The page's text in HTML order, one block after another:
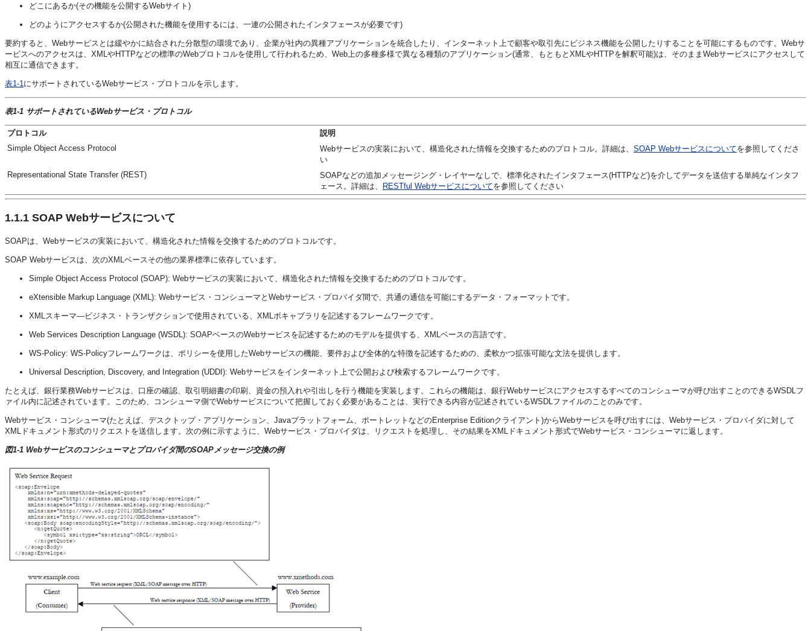
どこにあるか(その機能を公開するWebサイト)
どのようにアクセスするか(公開された機能を使用するには、一連の公開されたインタフェースが必要です)
要約すると、Webサービスとは緩やかに結合された分散型の環境であり、企業が社内の異種アプリケーションを統合したり、インターネット上で顧客や取引先にビジネス機能を公開したりすることを可能にするものです。Webサ
ービスへのアクセスは、XMLやHTTPなどの標準のWebプロトコルを使用して行われるため、Web上の多種多様で異なる種類のアプリケーション(通常、もともとXMLやHTTPを解釈可能)は、そのままWebサービスにアクセスして
相互に通信できます。
表1-1 にサポートされているWebサービス・プロトコルを示します。
表1-1 サポートされているWebサービス・プロトコル
プロトコル
説明
Simple Object Access Protocol
Webサービスの実装において、構造化された情報を交換するためのプロトコル。詳細は、 SOAP Webサービスについてを参照してくださ
い
Representational State Transfer (REST)
SOAPなどの追加メッセージング・レイヤーなしで、標準化されたインタフェース(HTTPなど)を介してデータを送信する単純なインタフ
ェース。詳細は、 RESTful Webサービスについてを参照してください
1.1.1 SOAP Webサービスについて
SOAPは、Webサービスの実装において、構造化された情報を交換するためのプロトコルです。
SOAP Webサービスは、次のXMLベースその他の業界標準に依存しています。
Simple Object Access Protocol (SOAP): Webサービスの実装において、構造化された情報を交換するためのプロトコルです。
eXtensible Markup Language (XML): Webサービス・コンシューマとWebサービス・プロバイダ間で、共通の通信を可能にするデータ・フォーマットです。
XMLスキーマ—ビジネス・トランザクションで使用されている、XMLボキャブラリを記述するフレームワークです。
Web Services Description Language (WSDL): SOAPベースのWebサービスを記述するためのモデルを提供する、XMLベースの言語です。
WS-Policy: WS-Policyフレームワークは、ポリシーを使用したWebサービスの機能、要件および全体的な特徴を記述するための、柔軟かつ拡張可能な文法を提供します。
Universal Description, Discovery, and Integration (UDDI): Webサービスをインターネット上で公開および検索するフレームワークです。
たとえば、銀行業務Webサービスは、口座の確認、取引明細書の印刷、資金の預入れや引出しを行う機能を実装します。これらの機能は、銀行Webサービスにアクセスするすべてのコンシューマが呼び出すことのできるWSDLフ
ァイル内に記述されています。このため、コンシューマ側でWebサービスについて把握しておく必要があることは、実行できる内容が記述されているWSDLファイルのことのみです。
Webサービス・コンシューマ(たとえば、デスクトップ・アプリケーション、Javaプラットフォーム、ポートレットなどのEnterprise Editionクライアント)からWebサービスを呼び出すには、Webサービス・プロバイダに対して
XMLドキュメント形式のリクエストを送信します。次の例に示すように、Webサービス・プロバイダは、リクエストを処理し、その結果をXMLドキュメント形式でWebサービス・コンシューマに返します。
図1-1 Webサービスのコンシューマとプロバイダ間のSOAPメッセージ交換の例